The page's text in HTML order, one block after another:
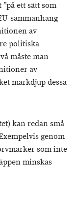
ett sätt som
sammanhang
av
politiska
måste man
av
markdjup dessa
kan redan små
genom
som inte
minskas